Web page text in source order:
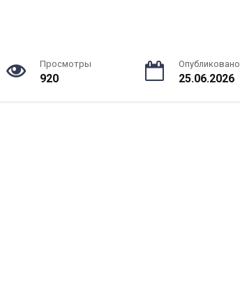
Просмотры
920
Опубликовано
25.06.2026